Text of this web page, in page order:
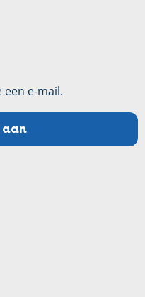
e-mail.
aan